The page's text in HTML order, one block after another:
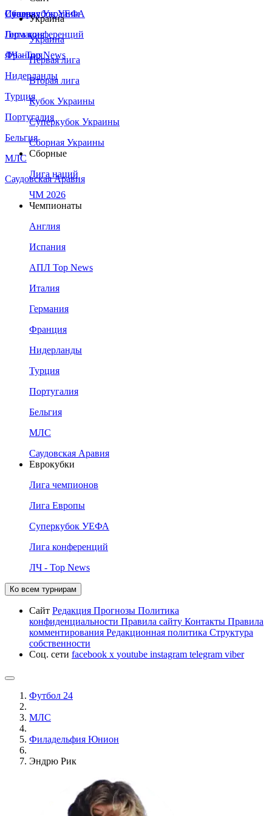
Сборная Украины
Италия
Германия
Франция
Нидерланды
Турция
Португалия
Бельгия
МЛС
Саудовская Аравия
Суперкубок УЕФА
Лига конференций
ЛЧ - Top News
Украина
Украина
Первая лига
Вторая лига
Кубок Украины
Суперкубок Украины
Сборная Украины
Сборные
Лига наций
ЧМ 2026
Чемпионаты
Англия
Испания
АПЛ Top News
Италия
Германия
Франция
Нидерланды
Турция
Португалия
Бельгия
МЛС
Саудовская Аравия
Еврокубки
Лига чемпионов
Лига Европы
Суперкубок УЕФА
Лига конференций
ЛЧ - Top News
Ко всем турнирам
Сайт Редакция Прогнозы Политика
конфиденциальности Правила сайту Контакты Правила
комментирования Редакционная политика Структура
собственности
Соц. сети facebook x youtube instagram telegram viber
Футбол 24
МЛС
Филадельфия Юнион
Эндрю Рик